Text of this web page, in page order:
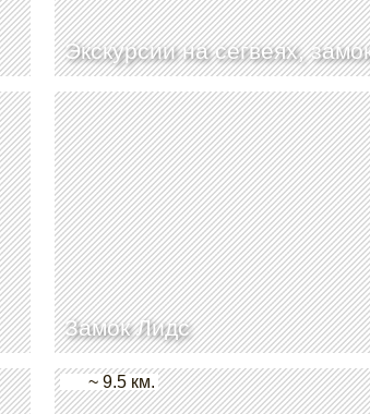
Экскурсии на сегвеях,
Замок Лидс
~ 9.5 км.